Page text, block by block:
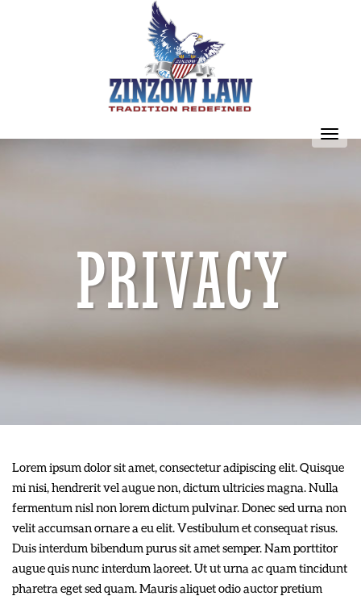
PRIVACY
Lorem ipsum dolor sit amet, consectetur adipiscing elit. Quisque
mi nisi, hendrerit vel augue non, dictum ultricies magna. Nulla
fermentum nisl non lorem dictum pulvinar. Donec sed urna non
velit accumsan ornare a eu elit. Vestibulum et consequat risus.
Duis interdum bibendum purus sit amet semper. Nam porttitor
augue quis nunc interdum laoreet. Ut ut urna ac quam tincidunt
pharetra eget sed quam. Mauris aliquet odio auctor pretium